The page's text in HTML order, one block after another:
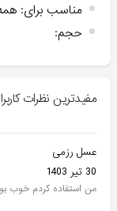
مناسب برای:
حجم:
مفیدترین نظرات
عسل رزمی
30 تیر 1403
من استفاده کردم خوب